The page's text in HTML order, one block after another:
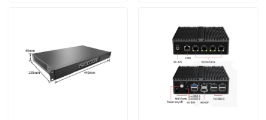
ผลิตภัณฑ์